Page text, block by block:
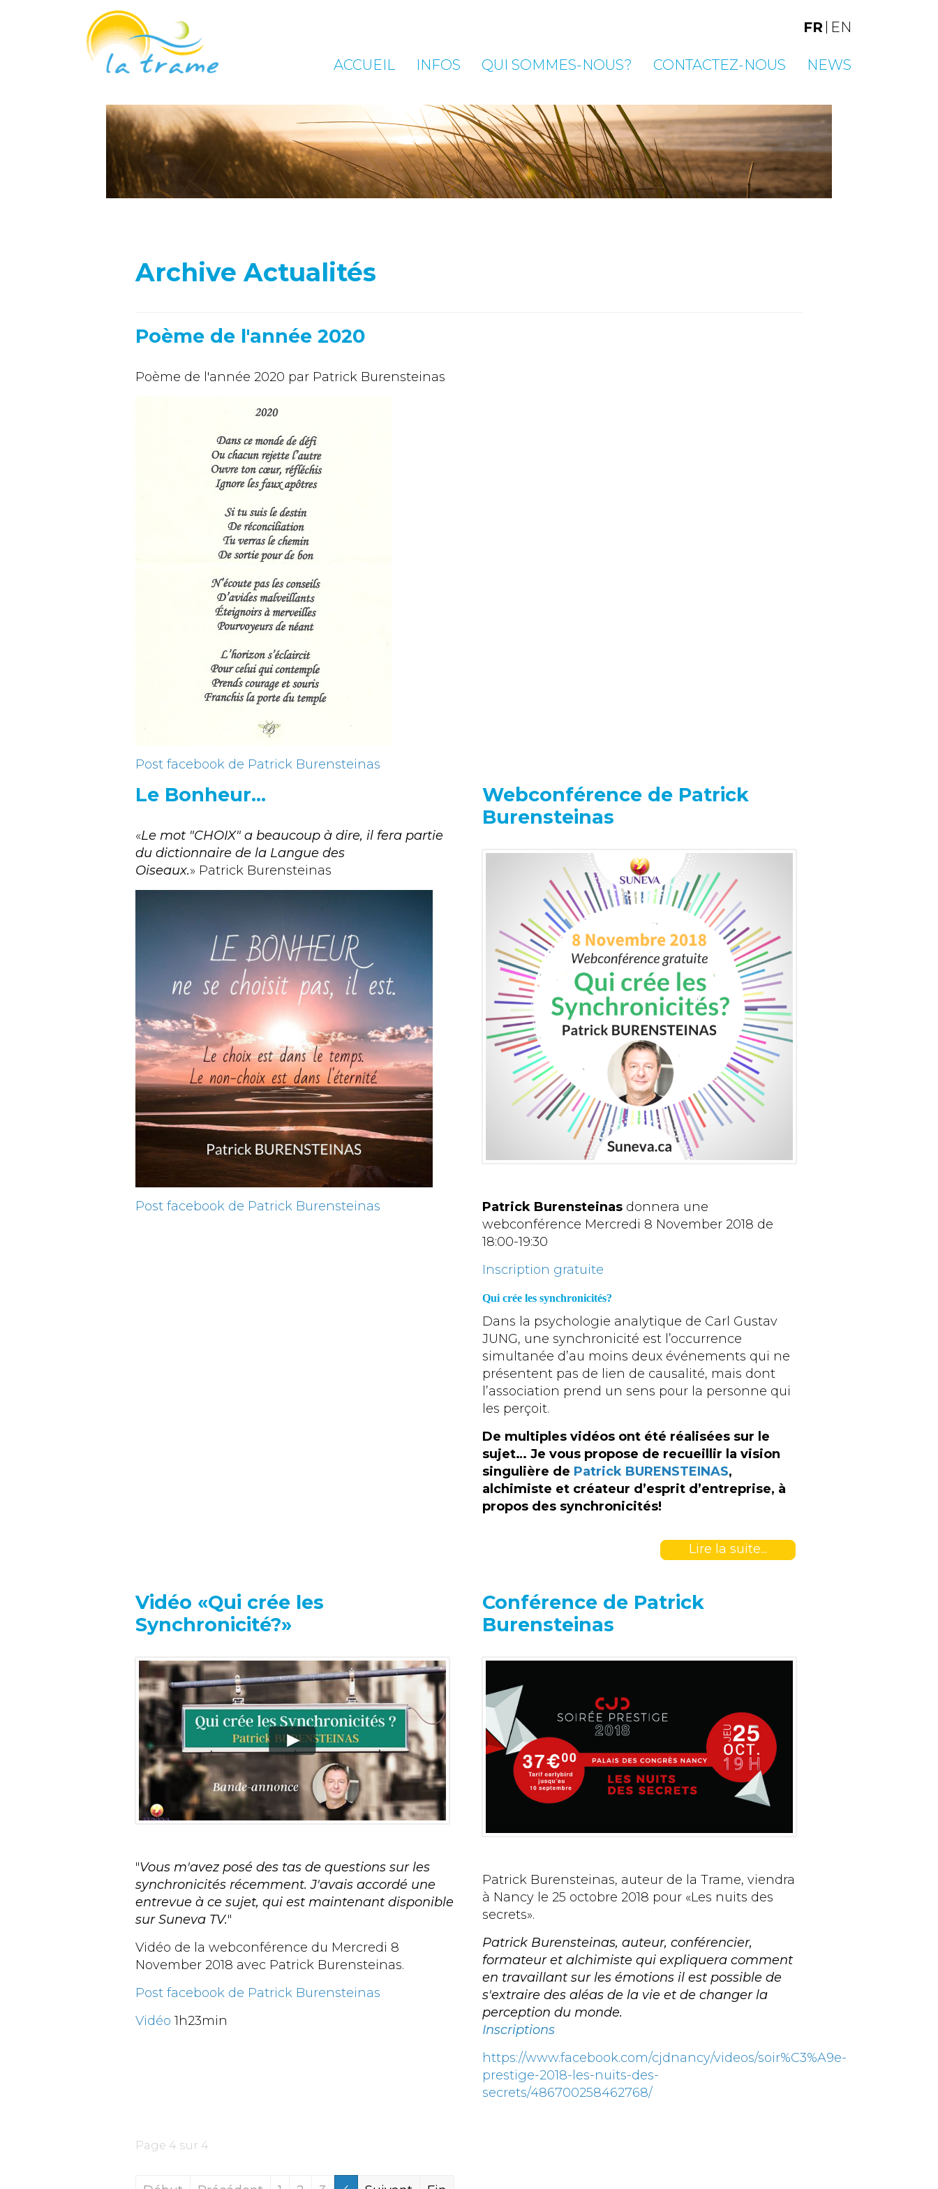
FR EN
ACCUEIL INFOS QUI SOMMES-NOUS? CONTACTEZ-NOUS NEWS
Archive Actualités
Poème de l'année 2020
Poème de l'année 2020 par Patrick Burensteinas
Post facebook de Patrick Burensteinas
Le Bonheur...
«Le mot "CHOIX" a beaucoup à dire, il fera partie
du dictionnaire de la Langue des
Oiseaux.» Patrick Burensteinas
Post facebook de Patrick Burensteinas
Webconférence de Patrick
Burensteinas
Patrick Burensteinas donnera une
webconférence Mercredi 8 November 2018 de
18:00-19:30
Inscription gratuite
Qui crée les synchronicités?
Dans la psychologie analytique de Carl Gustav
JUNG, une synchronicité est l’occurrence
simultanée d’au moins deux événements qui ne
présentent pas de lien de causalité, mais dont
l’association prend un sens pour la personne qui
les perçoit.
De multiples vidéos ont été réalisées sur le
sujet… Je vous propose de recueillir la vision
singulière de Patrick BURENSTEINAS,
alchimiste et créateur d’esprit d’entreprise, à
propos des synchronicités!
Lire la suite...
Vidéo «Qui crée les
Synchronicité?»
"Vous m'avez posé des tas de questions sur les
synchronicités récemment. J'avais accordé une
entrevue à ce sujet, qui est maintenant disponible
sur Suneva TV."
Vidéo de la webconférence du Mercredi 8
November 2018 avec Patrick Burensteinas.
Post facebook de Patrick Burensteinas
Vidéo 1h23min
Conférence de Patrick
Burensteinas
Patrick Burensteinas, auteur de la Trame, viendra
à Nancy le 25 octobre 2018 pour «Les nuits des
secrets».
Patrick Burensteinas, auteur, conférencier,
formateur et alchimiste qui expliquera comment
en travaillant sur les émotions il est possible de
s'extraire des aléas de la vie et de changer la
perception du monde.
Inscriptions
https://www.facebook.com/cjdnancy/videos/soir%C3%A9e-
prestige-2018-les-nuits-des-
secrets/486700258462768/
Page 4 sur 4